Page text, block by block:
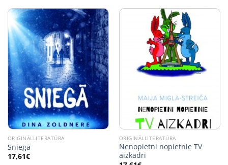
ORIĢINĀLLITERATŪRA
Sniegā
17,61€
ORIĢINĀLLITERATŪRA
Nenopietni nopietnie TV
aizkadri